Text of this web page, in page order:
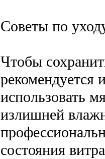
Советы по
Чтобы
рекомендуется
использовать
излишней
состояния